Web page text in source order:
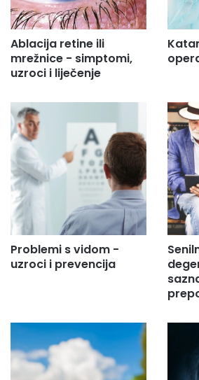
.
Ablacija retine ili
mrežnice - simptomi,
uzroci i liječenje
Problemi s vidom -
uzroci i prevencija